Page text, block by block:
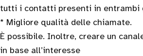
tutti i contatti presenti in entrambi
* Migliore qualità delle chiamate.
È possibile. Inoltre, creare un
in base all’interesse